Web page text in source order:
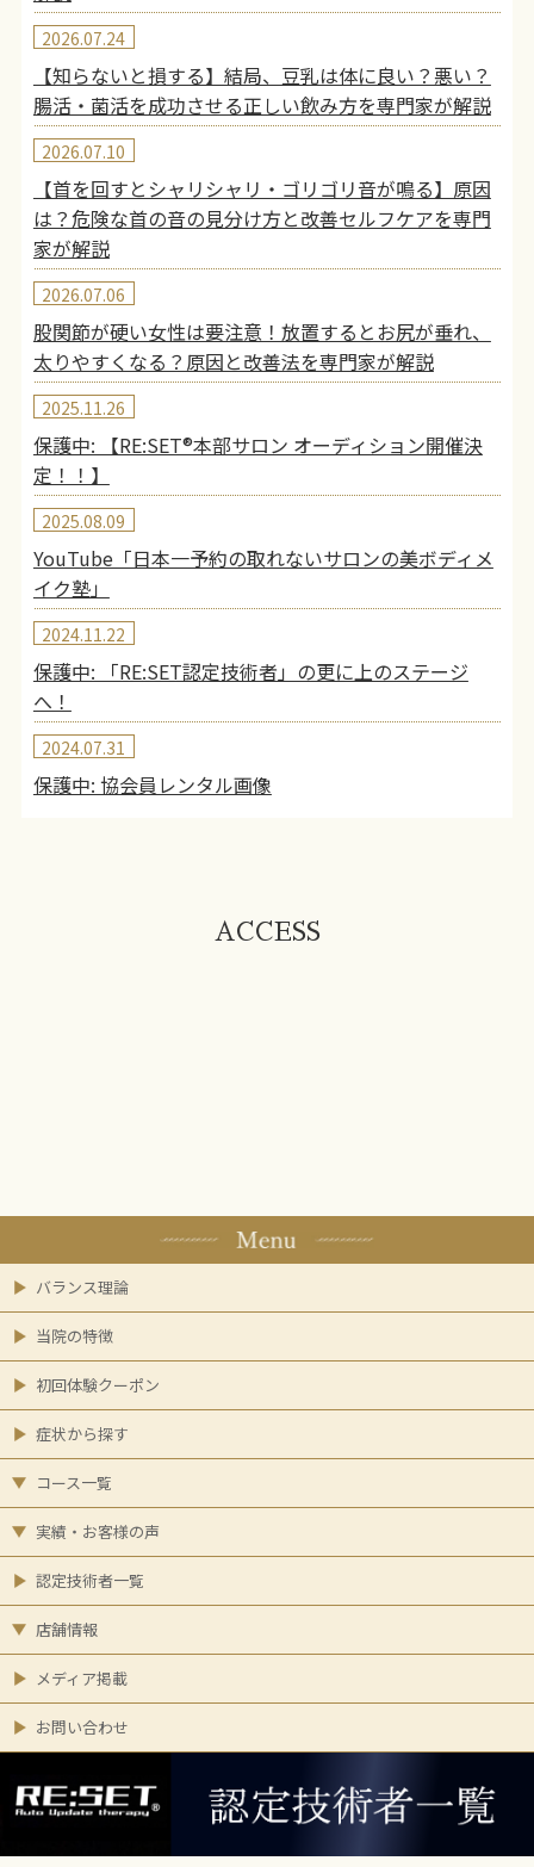
【知らないと損する】結局、豆乳は体に良い？悪い？
腸活・菌活を成功させる正しい飲み方を専門家が解説
2026.07.24
【首を回すとシャリシャリ・ゴリゴリ音が鳴る】原因
は？危険な首の音の見分け方と改善セルフケアを専門
家が解説
2026.07.10
股関節が硬い女性は要注意！放置するとお尻が垂れ、
太りやすくなる？原因と改善法を専門家が解説
2026.07.06
保護中: 【RE:SET®︎本部サロン オーディション開催決
定！！】
2025.11.26
YouTube「日本一予約の取れないサロンの美ボディメ
イク塾」
2025.08.09
保護中: 「RE:SET認定技術者」の更に上のステージ
へ！
2024.11.22
保護中: 協会員レンタル画像
2024.07.31
ACCESS
バランス理論
当院の特徴
初回体験クーポン
症状から探す
コース一覧
実績・お客様の声
認定技術者一覧
店舗情報
メディア掲載
お問い合わせ